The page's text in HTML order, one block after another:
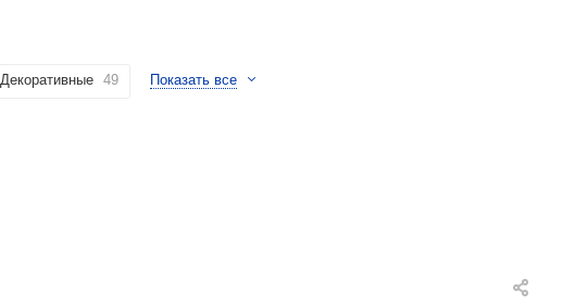
Декоративные 49 Показать все